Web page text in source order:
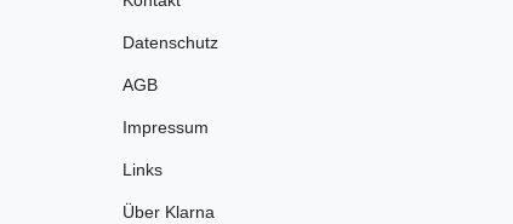
Datenschutz
AGB
Impressum
Links
Über Klarna